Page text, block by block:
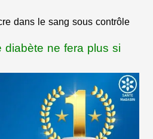
dans le sang sous contrôle
ne fera plus si